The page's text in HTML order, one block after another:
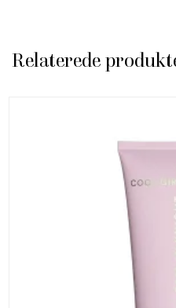
Relaterede